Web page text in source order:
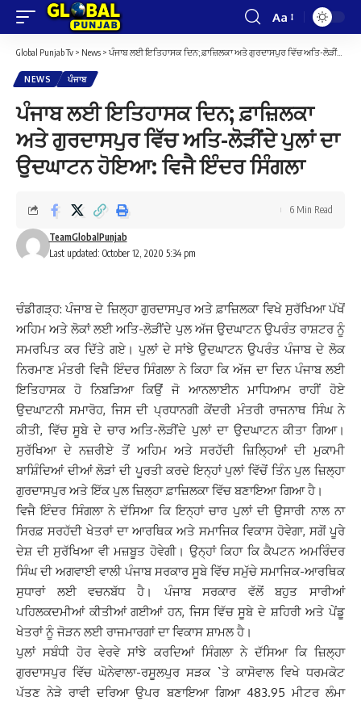
Font
Resizer
Aa
Global Punjab Tv > News > ਪੰਜਾਬ ਲਈ ਇਤਿਹਾਸਕ ਦਿਨ; ਫ਼ਾਜ਼ਿਲਕਾ ਅਤੇ ਗੁਰਦਾਸਪੁਰ ਵਿੱਚ ਅਤਿ-ਲੋੜੀਂਦੇ ਪੁਲਾਂ ਦਾ ਉਦਘਾਟਨ ਹੋਇਆ: ਵਿਜੈ ਇੰਦਰ ਸਿੰਗਲਾ
NEWS ਪੰਜਾਬ
ਪੰਜਾਬ ਲਈ ਇਤਿਹਾਸਕ ਦਿਨ; ਫ਼ਾਜ਼ਿਲਕਾ
ਅਤੇ ਗੁਰਦਾਸਪੁਰ ਵਿੱਚ ਅਤਿ-ਲੋੜੀਂਦੇ ਪੁਲਾਂ ਦਾ
ਉਦਘਾਟਨ ਹੋਇਆ: ਵਿਜੈ ਇੰਦਰ ਸਿੰਗਲਾ
Last updated: October 12, 2020 5:34 pm
TeamGlobalPunjab
6 Min Read
ਚੰਡੀਗੜ੍ਹ: ਪੰਜਾਬ ਦੇ ਜ਼ਿਲ੍ਹਾ ਗੁਰਦਾਸਪੁਰ ਅਤੇ ਫ਼ਾਜ਼ਿਲਕਾ ਵਿਖੇ ਸੁਰੱਖਿਆ ਪੱਖੋਂ
ਅਹਿਮ ਅਤੇ ਲੋਕਾਂ ਲਈ ਅਤਿ-ਲੋੜੀਂਦੇ ਪੁਲ ਅੱਜ ਉਦਘਾਟਨ ਉਪਰੰਤ ਰਾਸ਼ਟਰ ਨੂੰ
ਸਮਰਪਿਤ ਕਰ ਦਿੱਤੇ ਗਏ। ਪੁਲਾਂ ਦੇ ਸਾਂਝੇ ਉਦਘਾਟਨ ਉਪਰੰਤ ਪੰਜਾਬ ਦੇ ਲੋਕ
ਨਿਰਮਾਣ ਮੰਤਰੀ ਵਿਜੈ ਇੰਦਰ ਸਿੰਗਲਾ ਨੇ ਕਿਹਾ ਕਿ ਅੱਜ ਦਾ ਦਿਨ ਪੰਜਾਬ ਲਈ
ਇਤਿਹਾਸਕ ਹੋ ਨਿਬੜਿਆ ਕਿਉਂ ਜੋ ਆਨਲਾਈਨ ਮਾਧਿਆਮ ਰਾਹੀਂ ਹੋਏ
ਉਦਘਾਟਨੀ ਸਮਾਰੋਹ, ਜਿਸ ਦੀ ਪ੍ਰਧਾਨਗੀ ਕੇਂਦਰੀ ਮੰਤਰੀ ਰਾਜਨਾਥ ਸਿੰਘ ਨੇ
ਕੀਤੀ, ਵਿੱਚ ਸੂਬੇ ਦੇ ਚਾਰ ਅਤਿ-ਲੋੜੀਂਦੇ ਪੁਲਾਂ ਦਾ ਉਦਘਾਟਨ ਕੀਤਾ ਗਿਆ।
ਸੁਰੱਖਿਆ ਦੇ ਨਜ਼ਰੀਏ ਤੋਂ ਅਹਿਮ ਅਤੇ ਸਰਹੱਦੀ ਜ਼ਿਲ੍ਹਿਆਂ ਦੀ ਮੁਕਾਮੀ
ਬਾਸ਼ਿੰਦਿਆਂ ਦੀਆਂ ਲੋੜਾਂ ਦੀ ਪੂਰਤੀ ਕਰਦੇ ਇਨ੍ਹਾਂ ਪੁਲਾਂ ਵਿੱਚੋਂ ਤਿੰਨ ਪੁਲ ਜ਼ਿਲ੍ਹਾ
ਗੁਰਦਾਸਪੁਰ ਅਤੇ ਇੱਕ ਪੁਲ ਜ਼ਿਲ੍ਹਾ ਫ਼ਾਜ਼ਿਲਕਾ ਵਿੱਚ ਬਣਾਇਆ ਗਿਆ ਹੈ।
ਵਿਜੈ ਇੰਦਰ ਸਿੰਗਲਾ ਨੇ ਦੱਸਿਆ ਕਿ ਇਨ੍ਹਾਂ ਚਾਰ ਪੁਲਾਂ ਦੀ ਉਸਾਰੀ ਨਾਲ ਨਾ
ਸਿਰਫ਼ ਸਰਹੱਦੀ ਖੇਤਰਾਂ ਦਾ ਆਰਥਿਕ ਅਤੇ ਸਮਾਜਿਕ ਵਿਕਾਸ ਹੋਵੇਗਾ, ਸਗੋਂ ਪੂਰੇ
ਦੇਸ਼ ਦੀ ਸੁਰੱਖਿਆ ਵੀ ਮਜ਼ਬੂਤ ਹੋਵੇਗੀ। ਉਨ੍ਹਾਂ ਕਿਹਾ ਕਿ ਕੈਪਟਨ ਅਮਰਿੰਦਰ
ਸਿੰਘ ਦੀ ਅਗਵਾਈ ਵਾਲੀ ਪੰਜਾਬ ਸਰਕਾਰ ਸੂਬੇ ਵਿੱਚ ਸਮੁੱਚੇ ਸਮਾਜਿਕ-ਆਰਥਿਕ
ਸੁਧਾਰਾਂ ਲਈ ਵਚਨਬੱਧ ਹੈ। ਪੰਜਾਬ ਸਰਕਾਰ ਵੱਲੋਂ ਬਹੁਤ ਸਾਰੀਆਂ
ਪਹਿਲਕਦਮੀਆਂ ਕੀਤੀਆਂ ਗਈਆਂ ਹਨ, ਜਿਸ ਵਿੱਚ ਸੂਬੇ ਦੇ ਸ਼ਹਿਰੀ ਅਤੇ ਪੇਂਡੂ
ਖੇਤਰਾਂ ਨੂੰ ਜੋੜਨ ਲਈ ਰਾਜਮਾਰਗਾਂ ਦਾ ਵਿਕਾਸ ਸ਼ਾਮਲ ਹੈ।
ਪੁਲਾਂ ਸਬੰਧੀ ਹੋਰ ਵੇਰਵੇ ਸਾਂਝੇ ਕਰਦਿਆਂ ਸਿੰਗਲਾ ਨੇ ਦੱਸਿਆ ਕਿ ਜ਼ਿਲ੍ਹਾ
ਗੁਰਦਾਸਪੁਰ ਵਿੱਚ ਘੋਨੇਵਾਲਾ-ਰਸੂਲਪੁਰ ਸੜਕ `ਤੇ ਕਾਸੋਵਾਲ ਵਿਖੇ ਧਰਮਕੋਟ
ਪੱਤਣ ਨੇੜੇ ਰਾਵੀ ਦਰਿਆ ਉਪਰ ਬਣਾਇਆ ਗਿਆ 483.95 ਮੀਟਰ ਲੰਮਾ